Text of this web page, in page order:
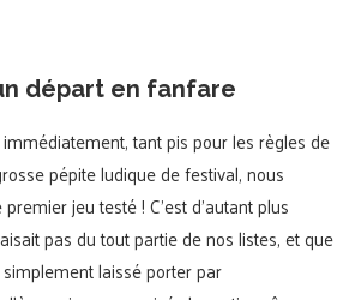
départ en fanfare
tant pis pour les règles de
pépite ludique de festival, nous
jeu testé ! C’est d’autant plus
pas du tout partie de nos listes, et que
laissé porter par